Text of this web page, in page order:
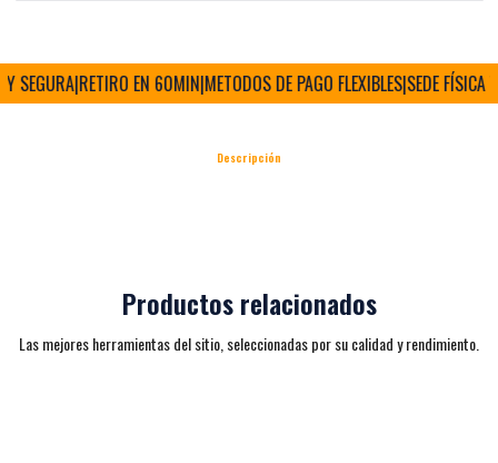
|RETIRO EN 60MIN|METODOS DE PAGO FLEXIBLES|SEDE FÍSICA Y
Descripción
Productos relacionados
Las mejores herramientas del sitio, seleccionadas por su calidad y rendimiento.